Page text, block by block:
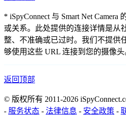
* iSpyConnect 与 Smart Net
或关系。此处提供的连接详情是从
整、不准确或已过时。我们不提供
够使用这些 URL 连接到您的摄像头
返回顶部
© 版权所有 2011-2026
- 服务状态 - 法律信息 - 安全政策 -